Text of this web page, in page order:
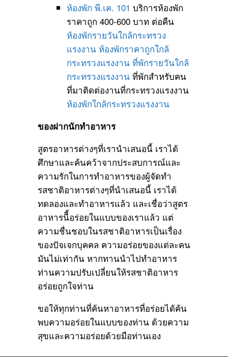
ห้องพัก พี.เค. 101 บริการห้องพัก
ราคาถูก 400-600 บาท ต่อคืน
ห้องพักรายวันใกล้กระทรวง
แรงงาน ห้องพักราคาถูกใกล้
กระทรวงแรงงาน ที่พักรายวันใกล้
กระทรวงแรงงานที่พักสำหรับคน
ที่มาติดต่องานที่กระทรวงแรงงาน
ห้องพักใกล้กระทรวงแรงงาน
ของฝากนักทำอาหาร
สูตรอาหารต่างๆที่เรานำเสนอนี้ เราได้
ศึกษาและค้นคว้าจากประสบการณ์และ
ความรักในการทำอาหารของผู้จัดทำ
รสชาติอาหารต่างๆที่นำเสนอนี้ เราได้
ทดลองและทำอาหารแล้ว และเชื่อว่าสูตร
อาหารนีี้อร่อยในแบบของเราแล้ว แต่
ความชื่นชอบในรสชาติอาหารเป็นเรื่อง
ของปัจเจกบุคคล ความอร่อยของแต่ละคน
มันไม่เท่ากัน หากทานนำไปทำอาหาร
ท่านความปรับเปลี่ยนให้รสชาติอาหาร
อร่อยถูกใจท่าน
ขอให้ทุกท่านที่ค้นหาอาหารที่อร่อยได้ค้น
พบความอร่อยในแบบของท่าน ด้วยความ
สุขและความอร่อยด้วยมือท่านเอง